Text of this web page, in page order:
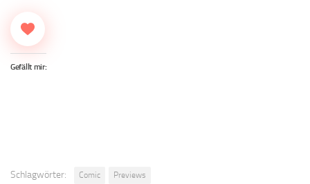
Gefällt mir:
Schlagwörter: Comic Previews